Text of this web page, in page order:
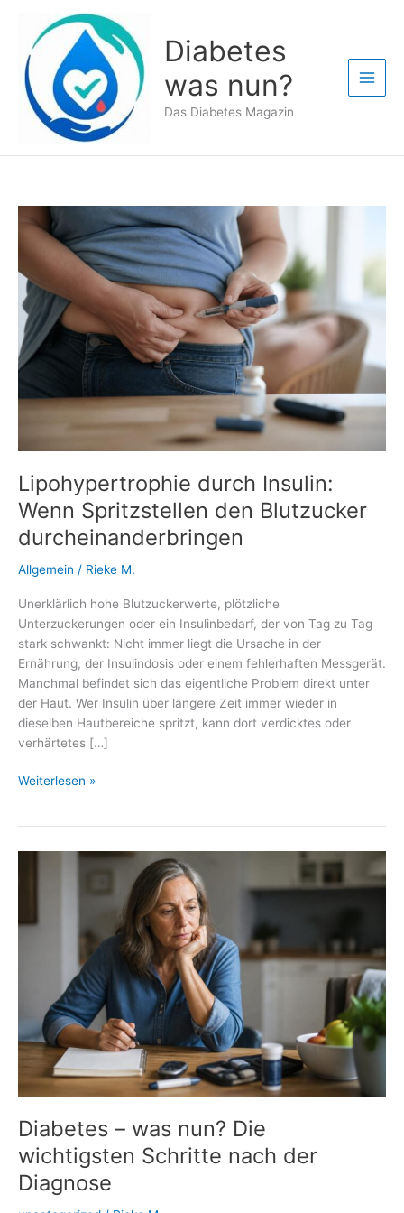
springen
Diabetes
was nun?
Das Diabetes Magazin
Lipohypertrophie durch Insulin:
Wenn Spritzstellen den Blutzucker
durcheinanderbringen
Allgemein / Rieke M.
Unerklärlich hohe Blutzuckerwerte, plötzliche
Unterzuckerungen oder ein Insulinbedarf, der von Tag zu Tag
stark schwankt: Nicht immer liegt die Ursache in der
Ernährung, der Insulindosis oder einem fehlerhaften Messgerät.
Manchmal befindet sich das eigentliche Problem direkt unter
der Haut. Wer Insulin über längere Zeit immer wieder in
dieselben Hautbereiche spritzt, kann dort verdicktes oder
verhärtetes […]
Lipohypertrophie
Spritzstellen
durcheinanderbringen
Weiterlesen »
Diabetes – was nun? Die
wichtigsten Schritte nach der
Diagnose